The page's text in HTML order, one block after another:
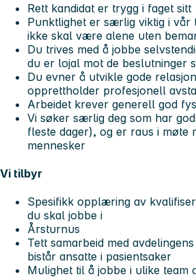
Rett kandidat er trygg i faget sitt
Punktlighet er særlig viktig i vår
ikke skal være alene uten
Du trives med å jobbe
du er lojal mot de beslutninger
Du evner å utvikle gode
opprettholder profesjonell
Arbeidet krever generell god
Vi søker særlig deg som har
fleste dager), og er raus i møte
mennesker
Vi tilbyr
Spesifikk opplæring av
du skal jobbe i
Årsturnus
Tett samarbeid med
bistår ansatte i pasientsaker
Mulighet til å jobbe i ulike